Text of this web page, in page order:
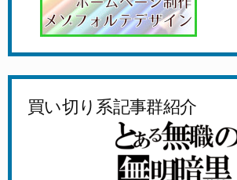
買い切り系記事群紹介